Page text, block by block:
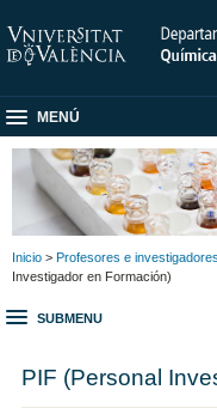
MENÚ
Inicio > Profesores e investigadores
Investigador en Formación)
SUBMENU
PIF (Personal